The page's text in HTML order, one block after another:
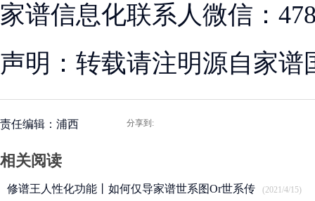
家谱信息化联系人微信：
声明：转载请注明源自家
责任编辑：浦西 分享到:
相关阅读
修谱王人性化功能丨如何仅导家谱世系图Or世系传 (2021/4/15)